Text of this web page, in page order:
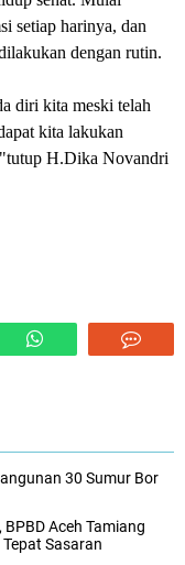
setiap harinya, dan
dengan rutin.
diri kita meski telah
kita lakukan
H.Dika Novandri
30 Sumur Bor
Aceh Tamiang
Sasaran